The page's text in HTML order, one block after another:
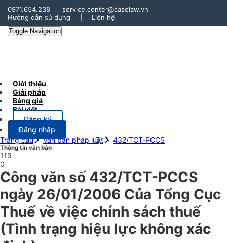
0971.654.238
service.center@caselaw.vn
Hướng dẫn sử dụng
Liên hệ
Toggle Navigation
Giới thiệu
Giải pháp
Bảng giá
Bài viết
Đăng ký
Đăng nhập
Trang chủ
Văn bản pháp luật 432/TCT-PCCS
Thông tin văn bản
119
0
Công văn số 432/TCT-PCCS
ngày 26/01/2006 Của Tổng Cục
Thuế về việc chính sách thuế
(Tình trạng hiệu lực không xác